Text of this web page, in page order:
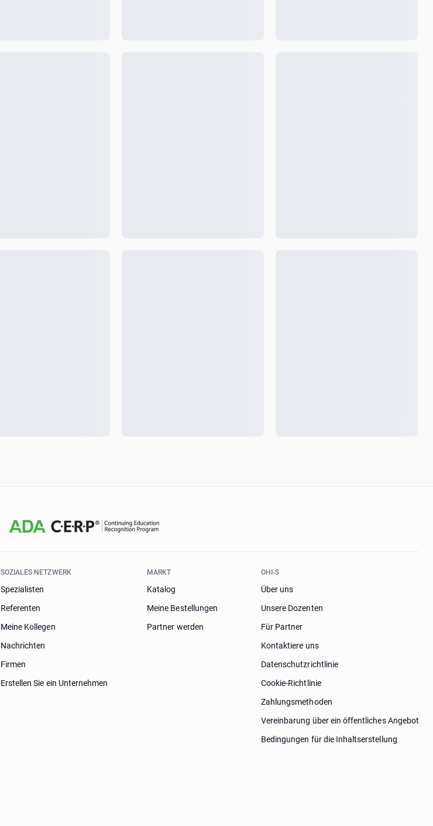
SOZIALES NETZWERK
Spezialisten
Referenten
Meine Kollegen
Nachrichten
Firmen
Erstellen Sie ein Unternehmen
MARKT
Katalog
Meine Bestellungen
Partner werden
OHI-S
Über uns
Unsere Dozenten
Für Partner
Kontaktiere uns
Datenschutzrichtlinie
Cookie-Richtlinie
Zahlungsmethoden
Vereinbarung über ein öffentliches Angebot
Bedingungen für die Inhaltserstellung